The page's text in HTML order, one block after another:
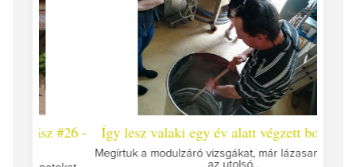
Így lesz valaki egy év alatt végzett borász #25
Megírtuk a modulzáró vizsgákat, már lázasan készülünk